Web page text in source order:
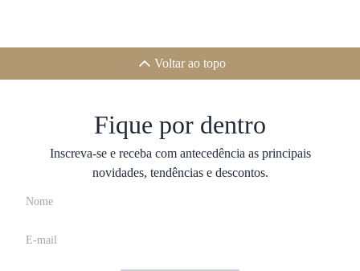
Voltar ao topo
Fique por dentro
Inscreva-se e receba com antecedência as principais
novidades, tendências e descontos.